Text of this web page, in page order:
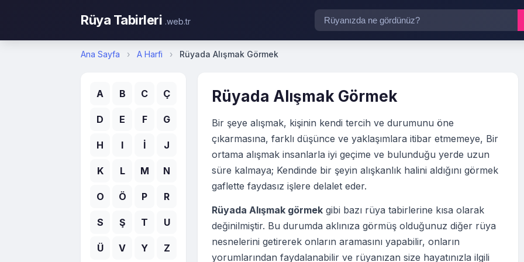
Rüya Tabirleri .web.tr
Ana Sayfa › A Harfi › Rüyada Alışmak Görmek
A B C Ç
D E F G
H I İ J
K L M N
O Ö P R
S Ş T U
Ü V Y Z
Rüyada Alışmak Görmek
Bir şeye alışmak, kişinin kendi tercih ve durumunu öne
çıkarmasına, farklı düşünce ve yaklaşımlara itibar etmemeye, Bir
ortama alışmak insanlarla iyi geçime ve bulunduğu yerde uzun
süre kalmaya; Kendinde bir şeyin alışkanlık halini aldığını görmek
gaflette faydasız işlere delalet eder.
Rüyada Alışmak görmek gibi bazı rüya tabirlerine kısa olarak
değinilmiştir. Bu durumda aklınıza görmüş olduğunuz diğer rüya
nesnelerini getirerek onların aramasını yapabilir, onların
yorumlarından faydalanabilir ve rüyanızan size hayatınızla ilgili